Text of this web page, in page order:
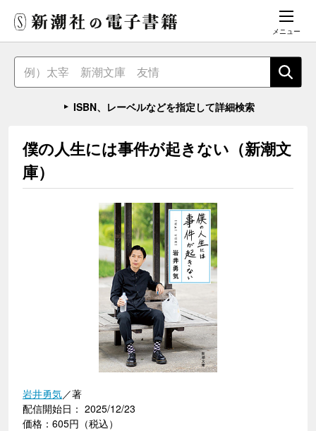
メニュー
ISBN、レーベルなどを指定して詳細検索
僕の人生には事件が起きない（新潮文
庫）
岩井勇気／著
配信開始日： 2025/12/23
価格：605円（税込）